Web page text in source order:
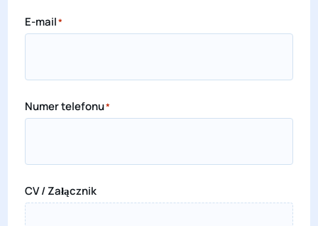
E-mail*
Numer telefonu*
CV / Załącznik